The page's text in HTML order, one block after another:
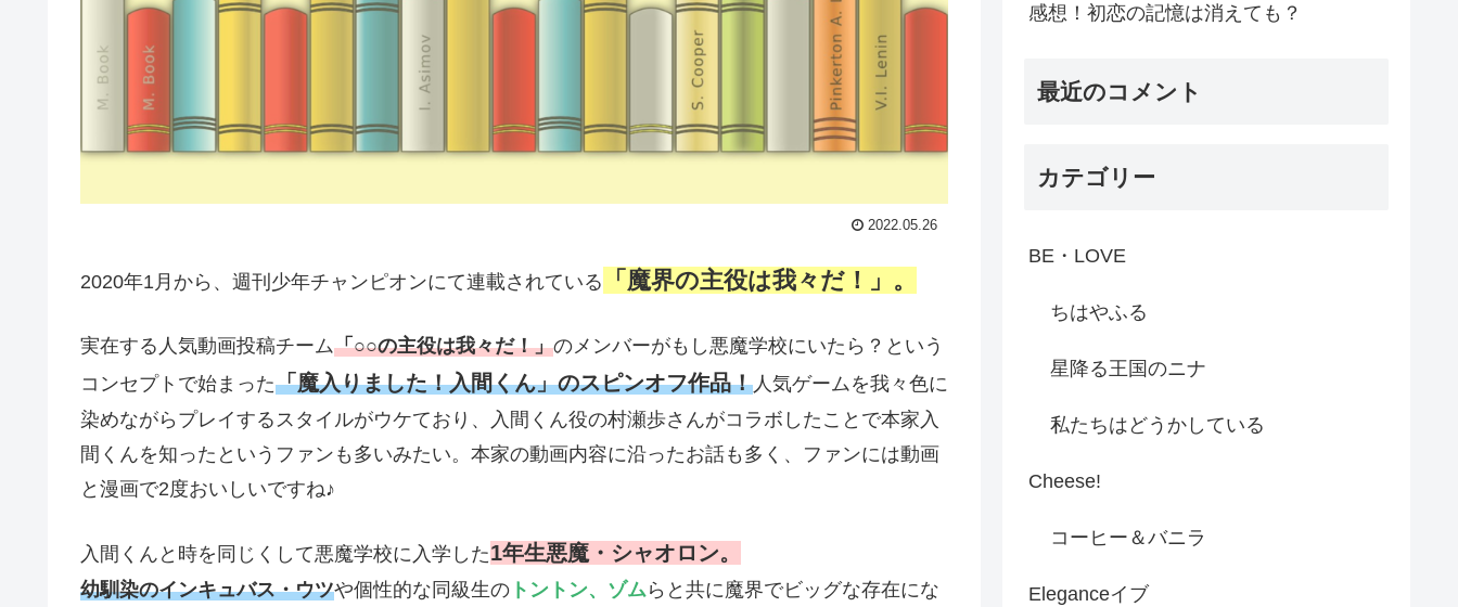
2022.05.26
2020年1月から、週刊少年チャンピオンにて連載されている 「魔界の主役は我々だ！」。
実在する人気動画投稿チーム「○○の主役は我々だ！」のメンバーがもし悪魔学校にいたら？という
コンセプトで始まった「魔入りました！入間くん」のスピンオフ作品！ 人気ゲームを我々色に
染めながらプレイするスタイルがウケており、入間くん役の村瀬歩さんがコラボしたことで本家入
間くんを知ったというファンも多いみたい。本家の動画内容に沿ったお話も多く、ファンには動画
と漫画で2度おいしいですね♪
入間くんと時を同じくして悪魔学校に入学した1年生悪魔・シャオロン。
幼馴染のインキュバス・ウツや個性的な同級生の トントン、ゾムらと共に魔界でビッグな存在にな
感想！初恋の記憶は消えても？
最近のコメント
カテゴリー
BE・LOVE
ちはやふる
星降る王国のニナ
私たちはどうかしている
Cheese!
コーヒー＆バニラ
Eleganceイブ